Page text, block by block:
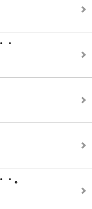
・
。